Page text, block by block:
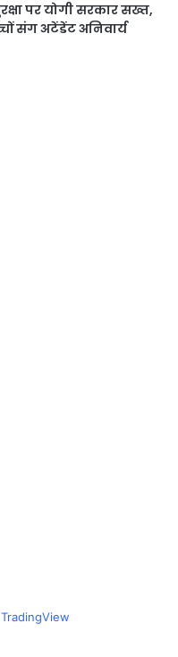
पर योगी सरकार सख्त,
संग अटेंडेंट अनिवार्य